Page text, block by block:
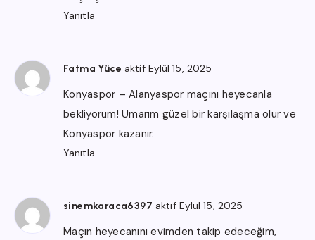
Yanıtla
Fatma Yüce aktif Eylül 15, 2025
Konyaspor – Alanyaspor maçını heyecanla
bekliyorum! Umarım güzel bir karşılaşma olur ve
Konyaspor kazanır.
Yanıtla
sinemkaraca6397 aktif Eylül 15, 2025
Maçın heyecanını evimden takip edeceğim,